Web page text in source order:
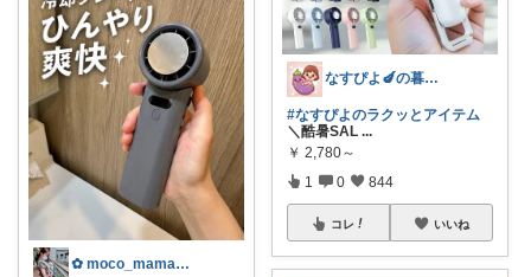
✿ moco_mama_life ✿
なすぴよ🍆の暮らしラクッとROOM⭐️
#なすぴよのラクッとアイテム
＼酷暑SAL ...
￥ 2,780～
1 0 844
コレ いいね